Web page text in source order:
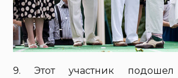
9. Этот участник